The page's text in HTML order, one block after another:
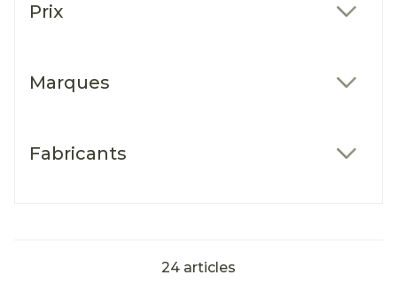
Prix
Marques
Fabricants
24 articles